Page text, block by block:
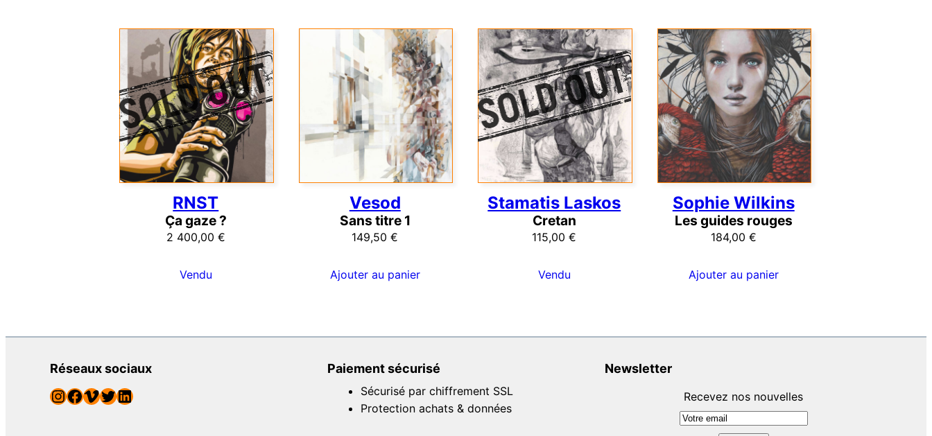
RNST
Ça gaze ?
2 400,00 €
Vendu
Vesod
Sans titre 1
149,50€
Ajouter au panier
Stamatis Laskos
Cretan
115,00€
Vendu
Sophie Wilkins
Les guides rouges
184,00 €
Ajouter au panier
Réseaux sociaux
InstagramFacebook Vimeo Twitter LinkedIn
Paiement sécurisé
Sécurisé par chiffrement SSL
Protection achats & données
Newsletter
Recevez nos nouvelles